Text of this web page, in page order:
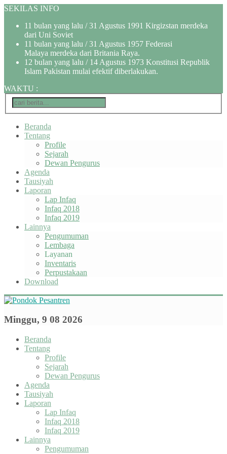
SEKILAS INFO
11 bulan yang lalu / 31 Agustus 1991 Kirgizstan merdeka
dari Uni Soviet
11 bulan yang lalu / 31 Agustus 1957 Federasi
Malaya merdeka dari Britania Raya.
12 bulan yang lalu / 14 Agustus 1973 Konstitusi Republik
Islam Pakistan mulai efektif diberlakukan.
WAKTU :
Beranda
Tentang
Profile
Sejarah
Dewan Pengurus
Agenda
Tausiyah
Laporan
Lap Infaq
Infaq 2018
Infaq 2019
Lainnya
Pengumuman
Lembaga
Layanan
Inventaris
Perpustakaan
Download
Minggu, 9 08 2026
Beranda
Tentang
Profile
Sejarah
Dewan Pengurus
Agenda
Tausiyah
Laporan
Lap Infaq
Infaq 2018
Infaq 2019
Lainnya
Pengumuman